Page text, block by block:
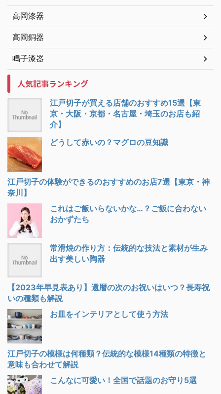
高岡漆器
高岡銅器
鳴子漆器
人気記事ランキング
江戸切子が買える店舗のおすすめ15選【東
京・大阪・京都・名古屋・埼玉のお店も紹
介】
どうして赤いの？マグロの豆知識
江戸切子の体験ができるのおすすめのお店7選【東京・神
奈川】
これはご飯いらないかな…？ご飯に合わない
おかずたち
常滑焼の作り方：伝統的な技法と素材が生み
出す美しい陶器
【2023年早見表あり】還暦の次のお祝いはいつ？長寿祝
いの種類も解説
お皿をインテリアとして使う方法
江戸切子の模様は何種類？伝統的な模様14種類の特徴と
意味も合わせて解説
こんなに可愛い！全国で話題のお守り5選